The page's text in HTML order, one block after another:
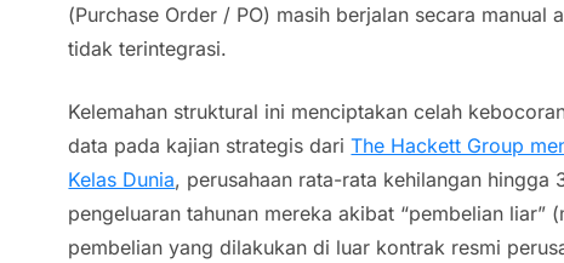
(Purchase Order / PO) masih berjalan secara manual
tidak terintegrasi.
Kelemahan struktural ini menciptakan celah
data pada kajian strategis dariThe Hackett Group
Kelas Dunia, perusahaan rata-rata kehilangan hingga
pengeluaran tahunan mereka akibat “pembelian liar” (
pembelian yang dilakukan di luar kontrak resmi